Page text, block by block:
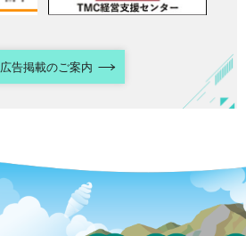
広告掲載のご案内